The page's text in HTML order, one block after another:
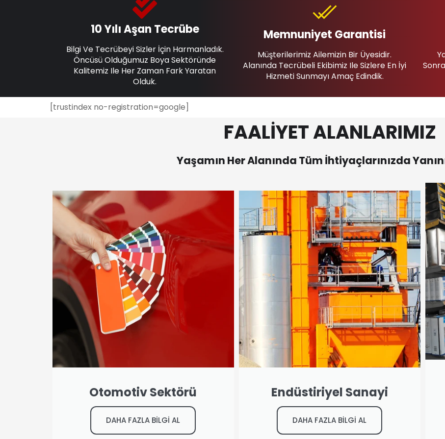
10 Yılı Aşan Tecrübe
Bilgi Ve Tecrübeyi Sizler İçin Harmanladık.
Öncüsü Olduğumuz Boya Sektöründe
Kalitemiz Ile Her Zaman Fark Yaratan
Olduk.
Memnuniyet Garantisi
Müşterilerimiz Ailemizin Bir Üyesidir.
Alanında Tecrübeli Ekibimiz Ile Sizlere En İyi
Hizmeti Sunmayı Amaç Edindik.
[trustindex no-registration=google]
FAALİYET ALANLARIMIZ
Yaşamın Her Alanında Tüm İhtiyaçlarınızda
Otomotiv Sektörü
DAHA FAZLA BİLGİ AL
Endüstiriyel Sanayi
DAHA FAZLA BİLGİ AL